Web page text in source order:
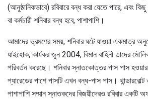
(আনুষ্ঠানিকভাবে) রবিবারে বন্ধ করা যেতে পারে, এবং
বা কর্মচারী শনিবার বন্ধ হবে, পাশাপাশি।
আমাদের ভ্রমণের সময়, শনিবার ঘটে যাওয়া একমাত্র
যাইহোক, কার্যকর জুন 2004, বিমান বাহিনী তাদের
পরিবর্তন করেছে। শনিবার স্নাতকোত্তর পাস পাস
প্যারেডের পাশে পাসটি এখন বন্ধ-পাস পাস।
পাশাপাশি সম্মান স্নাতকদের বিজয়ীদেরও রবিবার একটি